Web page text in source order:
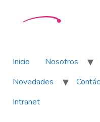
Inicio Nosotros
Novedades
Intranet